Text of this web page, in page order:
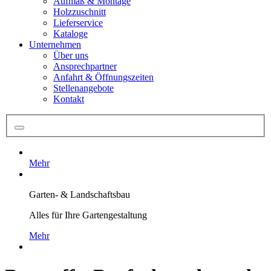
Holzzuschnitt
Lieferservice
Kataloge
Unternehmen
Über uns
Ansprechpartner
Anfahrt & Öffnungszeiten
Stellenangebote
Kontakt
Mehr
Garten- & Landschaftsbau
Alles für Ihre Gartengestaltung
Mehr